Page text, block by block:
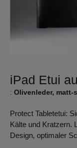
iPad Etui
: Olivenleder, matt-
Protect Tabletetui:
Kälte und Kratzern.
Design, optimaler